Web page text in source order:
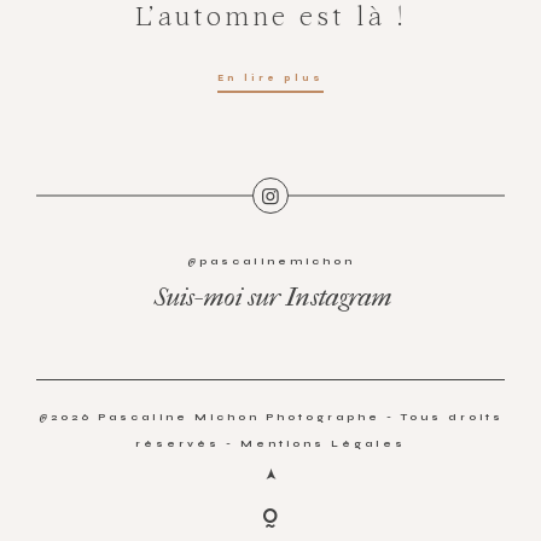
L’automne est là !
En lire plus
@pascalinemichon
Suis-moi sur Instagram
@2026 Pascaline Michon Photographe - Tous droits
réservés - Mentions Légales